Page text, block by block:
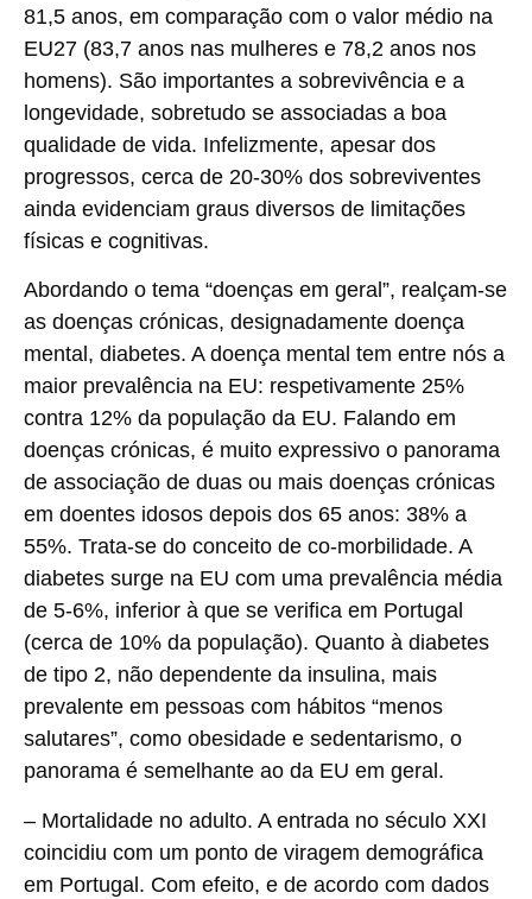
81,5 anos, em comparação com o valor médio na
EU27 (83,7 anos nas mulheres e 78,2 anos nos
homens). São importantes a sobrevivência e a
longevidade, sobretudo se associadas a boa
qualidade de vida. Infelizmente, apesar dos
progressos, cerca de 20-30% dos sobreviventes
ainda evidenciam graus diversos de limitações
físicas e cognitivas.
Abordando o tema “doenças em geral”, realçam-se
as doenças crónicas, designadamente doença
mental, diabetes. A doença mental tem entre nós a
maior prevalência na EU: respetivamente 25%
contra 12% da população da EU. Falando em
doenças crónicas, é muito expressivo o panorama
de associação de duas ou mais doenças crónicas
em doentes idosos depois dos 65 anos: 38% a
55%. Trata-se do conceito de co-morbilidade. A
diabetes surge na EU com uma prevalência média
de 5-6%, inferior à que se verifica em Portugal
(cerca de 10% da população). Quanto à diabetes
de tipo 2, não dependente da insulina, mais
prevalente em pessoas com hábitos “menos
salutares”, como obesidade e sedentarismo, o
panorama é semelhante ao da EU em geral.
– Mortalidade no adulto. A entrada no século XXI
coincidiu com um ponto de viragem demográfica
em Portugal. Com efeito, e de acordo com dados